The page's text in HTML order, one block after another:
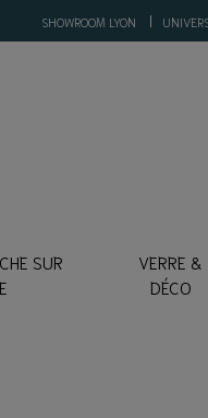
SHOWROOM LYON
SUR
VERRE &
DÉCO